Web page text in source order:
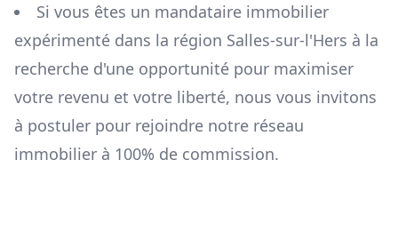
Si vous êtes un mandataire immobilier
expérimenté dans la région Salles-sur-l'Hers à la
recherche d'une opportunité pour maximiser
votre revenu et votre liberté, nous vous invitons
à postuler pour rejoindre notre réseau
immobilier à 100% de commission.